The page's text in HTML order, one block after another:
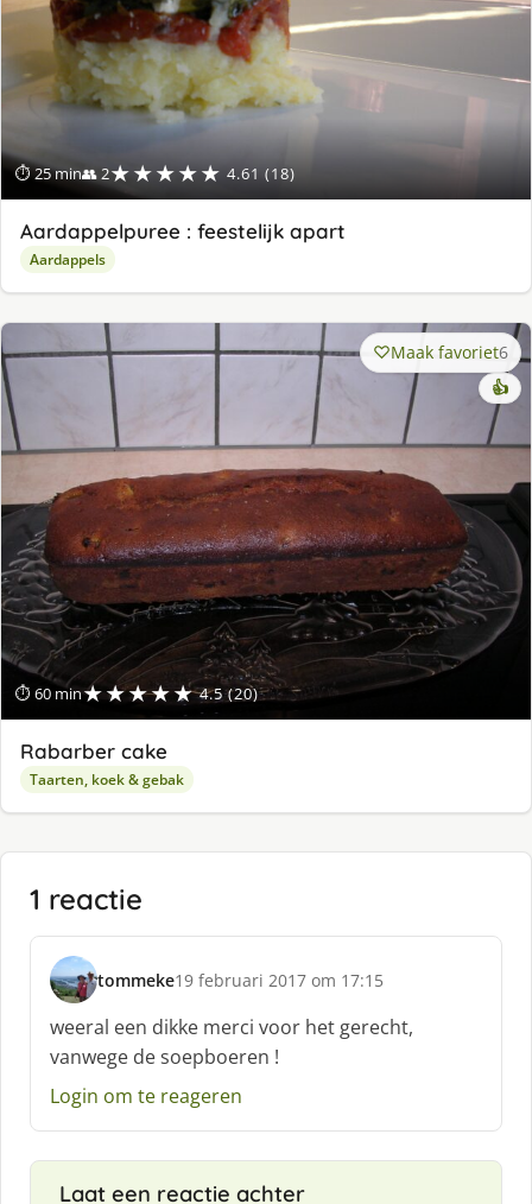
⏱ 25 min👥 2★★★★★ 4.61 (18)
Aardappelpuree : feestelijk apart
Aardappels
⏱ 60 min★★★★★ 4.5 (20)
Maak favoriet6
👍
Rabarber cake
Taarten, koek & gebak
1 reactie
tommeke
s
h
r
e
:
19 februari 2017 om 17:15
weeral een dikke merci voor het gerecht,
vanwege de soepboeren !
Login om te reageren
Laat een reactie achter